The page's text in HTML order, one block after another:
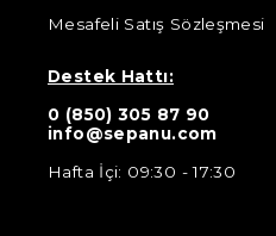
Mesafeli Satış Sözleşmesi
Destek Hattı:
0 (850) 305 87 90
info@sepanu.com
Hafta İçi: 09:30 - 17:30